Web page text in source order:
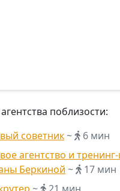
поблизости:
советник~
6 мин
агентство и
Беркиной ~
17 мин